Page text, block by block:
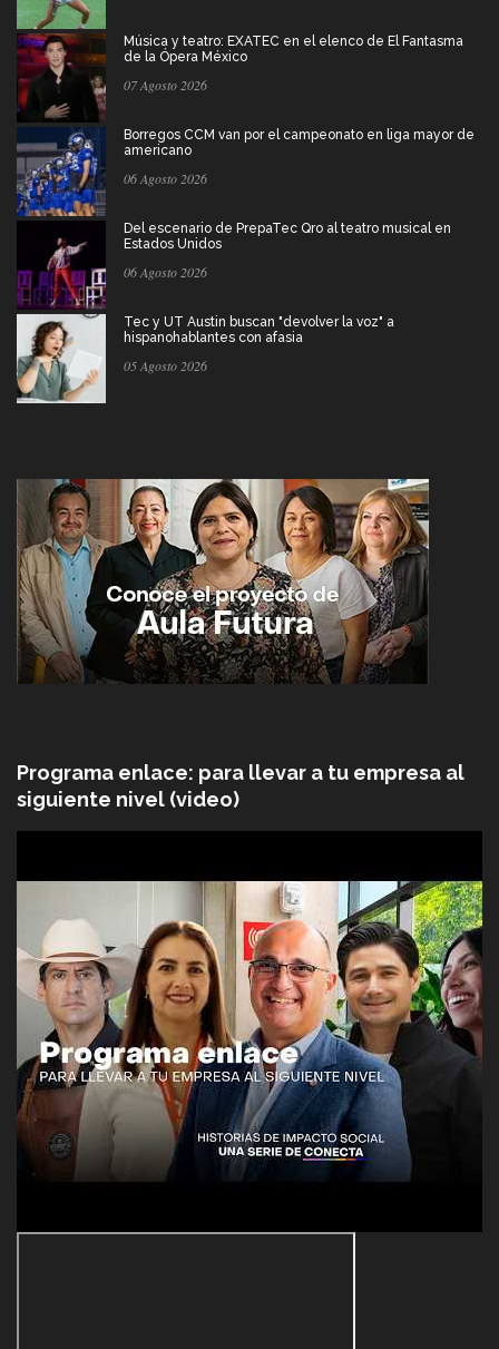
Música y teatro: EXATEC en el elenco de El Fantasma
de la Ópera México
07 Agosto 2026
Borregos CCM van por el campeonato en liga mayor de
americano
06 Agosto 2026
Del escenario de PrepaTec Qro al teatro musical en
Estados Unidos
06 Agosto 2026
Tec y UT Austin buscan "devolver la voz" a
hispanohablantes con afasia
05 Agosto 2026
Programa enlace: para llevar a tu empresa al
siguiente nivel (video)